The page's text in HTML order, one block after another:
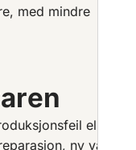
med mindre
eller
ny vare